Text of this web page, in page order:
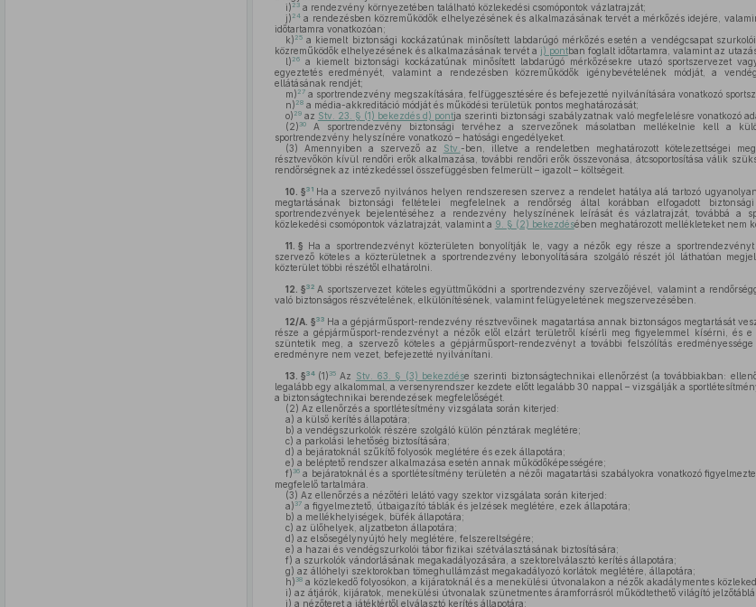
i) 23a rendezvény környezetében található közlekedési csomópontok vázlatrajzát;
j) 24a rendezésben közreműködők elhelyezésének és alkalmazásának tervét a mérkőzés idejére,
időtartamra vonatkozóan;
k) 25a kiemelt biztonsági kockázatúnak minősített labdarúgó mérkőzés esetén a vendégcsapat
közreműködők elhelyezésének és alkalmazásának tervét a j) pontban foglalt időtartamra, valamint az
l) 26a kiemelt biztonsági kockázatúnak minősített labdarúgó mérkőzésekre utazó sportszervezet
egyeztetés eredményét, valamint a rendezésben közreműködők igénybevételének módját, a
ellátásának rendjét;
m) 27a sportrendezvény megszakítására, felfüggesztésére és befejezetté nyilvánítására vonatkozó
n) 28a média-akkreditáció módját és működési területük pontos meghatározását;
o) 29az Stv. 23. § (1) bekezdés d) pontja szerinti biztonsági szabályzatnak való megfelelésre vonatkozó
(2) 30A sportrendezvény biztonsági tervéhez a szervezőnek másolatban mellékelnie kell a
sportrendezvény helyszínére vonatkozó – hatósági engedélyeket.
(3) Amennyiben a szervező az Stv. -ben, illetve a rendeletben meghatározott kötelezettségei
résztvevőkön kívül rendőri erők alkalmazása, további rendőri erők összevonása, átcsoportosítása válik
rendőrségnek az intézkedéssel összefüggésben felmerült – igazolt – költségeit.
10. §31 Ha a szervező nyilvános helyen rendszeresen szervez a rendelet hatálya alá tartozó
megtartásának biztonsági feltételei megfelelnek a rendőrség által korábban elfogadott
sportrendezvények bejelentéséhez a rendezvény helyszínének leírását és vázlatrajzát, továbbá a
közlekedési csomópontok vázlatrajzát, valamint a 9. § (2) bekezdésében meghatározott mellékleteket nem
11. § Ha a sportrendezvényt közterületen bonyolítják le, vagy a nézők egy része a
szervező köteles a közterületnek a sportrendezvény lebonyolítására szolgáló részét jól láthatóan
közterület többi részétől elhatárolni.
12. §32 A sportszervezet köteles együttműködni a sportrendezvény szervezőjével, valamint a
való biztonságos részvételének, elkülönítésének, valamint felügyeletének megszervezésében.
12/A. §33 Ha a gépjárműsport-rendezvény résztvevőinek magatartása annak biztonságos megtartását
része a gépjárműsport-rendezvényt a nézők elől elzárt területről kísérli meg figyelemmel kísérni, és e
szüntetik meg, a szervező köteles a gépjárműsport-rendezvényt a további felszólítás
eredményre nem vezet, befejezetté nyilvánítani.
13. §34 (1)35 Az Stv. 63. § (3) bekezdése szerinti biztonságtechnikai ellenőrzést (a továbbiakban:
legalább egy alkalommal, a versenyrendszer kezdete előtt legalább 30 nappal – vizsgálják a
a biztonságtechnikai berendezések megfelelőségét.
(2) Az ellenőrzés a sportlétesítmény vizsgálata során kiterjed:
a) a külső kerítés állapotára;
b) a vendégszurkolók részére szolgáló külön pénztárak meglétére;
c) a parkolási lehetőség biztosítására;
d) a bejáratoknál szűkítő folyosók meglétére és ezek állapotára;
e) a beléptető rendszer alkalmazása esetén annak működőképességére;
f) 36a bejáratoknál és a sportlétesítmény területén a nézői magatartási szabályokra vonatkozó
megfelelő tartalmára.
(3) Az ellenőrzés a nézőtéri lelátó vagy szektor vizsgálata során kiterjed:
a) 37a figyelmeztető, útbaigazító táblák és jelzések meglétére, ezek állapotára;
b) a mellékhelyiségek, büfék állapotára;
c) az ülőhelyek, aljzatbeton állapotára;
d) az elsősegélynyújtó hely meglétére, felszereltségére;
e) a hazai és vendégszurkolói tábor fizikai szétválasztásának biztosítására;
f) a szurkolók vándorlásának megakadályozására, a szektorelválasztó kerítés állapotára;
g) az állóhelyi szektorokban tömeghullámzást megakadályozó korlátok meglétére, állapotára;
h) 38a közlekedő folyosókon, a kijáratoknál és a menekülési útvonalakon a nézők akadálymentes
i) az átjárók, kijáratok, menekülési útvonalak szünetmentes áramforrásról működtethető világító
j) a nézőteret a játéktértől elválasztó kerítés állapotára;